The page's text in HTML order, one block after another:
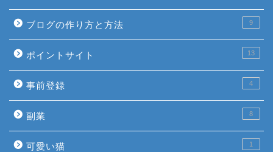
ブログの作り方と方法 9
ポイントサイト 13
事前登録 4
副業 8
可愛い猫 1